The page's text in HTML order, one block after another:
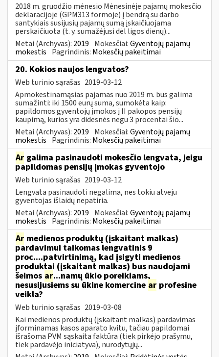
2018 m. gruodžio mėnesio Mėnesinėje pajamų mokesčio
deklaracijoje (GPM313 formoje) į bendrą su darbo
santykiais susijusių pajamų sumą įskaičiuojama
perskaičiuota (t. y. sumažėjusi dėl ligos dienų)...
Metai (Archyvas): 2019 Mokesčiai:Gyventojų pajamų
mokestis Pagrindinis: Mokesčių pakeitimai
20. Kokios naujos lengvatos?
Web turinio sąrašas 2019-03-12
Apmokestinamąsias pajamas nuo 2019 m. bus galima
sumažinti: iki 1500 eurų suma, sumokėta kaip:
papildomos gyventojų įmokos į II pakopos pensijų
kaupimą, kurios yra didesnės negu 3 procentai šio...
Metai (Archyvas): 2019 Mokesčiai:Gyventojų pajamų
mokestis Pagrindinis: Mokesčių pakeitimai
Ar galima pasinaudoti mokesčio lengvata, jeigu
papildomas pensijų įmokas gyventojo
Web turinio sąrašas 2019-03-12
Lengvata pasinaudoti negalima, nes tokiu atveju
gyventojas išlaidų nepatiria.
Metai (Archyvas): 2019 Mokesčiai:Gyventojų pajamų
mokestis Pagrindinis: Mokesčių pakeitimai
Ar medienos produktų (įskaitant malkas)
pardavimui taikomas lengvatinis 9
proc....patvirtinimą, kad įsigyti medienos
produktai (įskaitant malkas) bus naudojami
šeimos ar...namų ūkio poreikiams,
nesusijusiems su ūkine komercine ar profesine
veikla?
Web turinio sąrašas 2019-03-08
Kai medienos produktų (įskaitant malkas) pardavimas
įforminamas kasos aparato kvitu, tačiau papildomai
išrašoma PVM sąskaita faktūra (tiek pirkėjo prašymu,
tiek pardavėjo iniciatyva), nurodytųjų...